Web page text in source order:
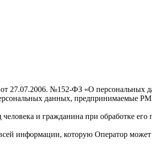
от 27.07.2006. №152-ФЗ «О персональных
данных, предпринимаемые
и гражданина при обработке
информации, которую Оператор может